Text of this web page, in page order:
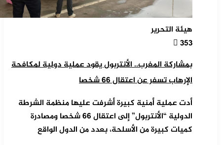
هيئة التحرير
353
بمشاركة المغرب.. الأنتربول يقود عملية دولية لمكافحة
الإرهاب تسفر عن اعتقال 66 شخصا
أدت عملية أمنية كبيرة أشرفت عليها منظمة الشرطة
الدولية “الأنتربول” إلى اعتقال 66 شخصا ومصادرة
كميات كبيرة من الأسلحة، بعدد من الدول الواقع